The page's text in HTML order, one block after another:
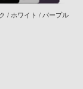
/ ホワイト / パープル